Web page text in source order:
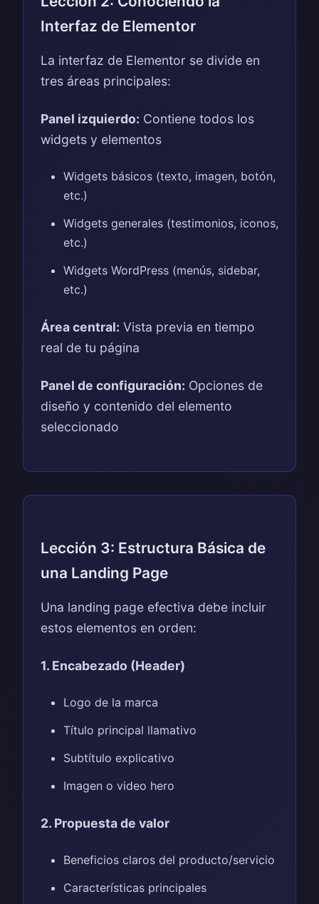
Interfaz de Elementor
La interfaz de Elementor se divide en
tres áreas principales:
Panel izquierdo: Contiene todos los
widgets y elementos
Widgets básicos (texto, imagen, botón,
etc.)
Widgets generales (testimonios, iconos,
etc.)
Widgets WordPress (menús, sidebar,
etc.)
Área central: Vista previa en tiempo
real de tu página
Panel de configuración: Opciones de
diseño y contenido del elemento
seleccionado
Lección 3: Estructura Básica de
una Landing Page
Una landing page efectiva debe incluir
estos elementos en orden:
1. Encabezado (Header)
Logo de la marca
Título principal llamativo
Subtítulo explicativo
Imagen o video hero
2. Propuesta de valor
Beneficios claros del producto/servicio
Características principales